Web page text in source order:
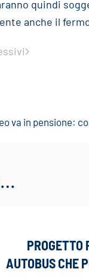
quindi
anche il
va in pensione:
PROGETTO
AUTOBUS CHE